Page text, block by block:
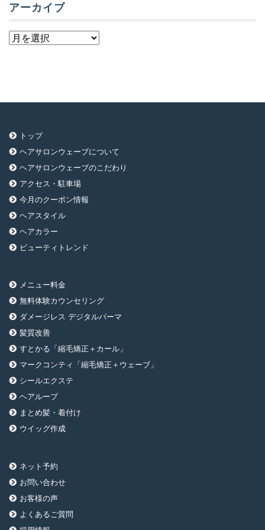
アーカイブ
ア
トップ
ヘアサロンウェーブについて
ヘアサロンウェーブのこだわり
アクセス・駐車場
今月のクーポン情報
ヘアスタイル
ヘアカラー
ビューティトレンド
メニュー料金
無料体験カウンセリング
ダメージレス デジタルパーマ
髪質改善
すとかる「縮毛矯正＋カール」
マークコンティ「縮毛矯正＋ウェーブ」
シールエクステ
ヘアループ
まとめ髪・着付け
ウイッグ作成
ネット予約
お問い合わせ
お客様の声
よくあるご質問